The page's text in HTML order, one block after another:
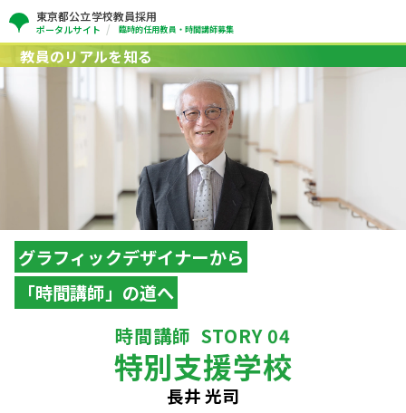
東京都公立学校教員採用
ポータルサイト 臨時的任用教員・時間講師募集
教員のリアルを知る
グラフィックデザイナーから
「時間講師」の道へ
時間講師 STORY 04
特別支援学校
長井 光司